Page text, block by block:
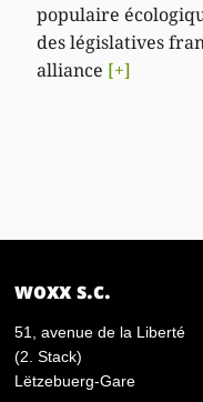
populaire
des législatives
alliance [+]
woxx s.c.
51, avenue de la Liberté
(2. Stack)
Lëtzebuerg-Gare